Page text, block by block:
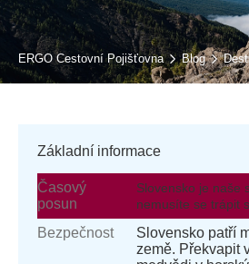
ERGO Cestovní Pojišťovna Blog
Základní informace
Časový
posun
Slovensko je naše
nemusíte se trápit
Bezpečnost
Slovensko patří
země. Překvapit